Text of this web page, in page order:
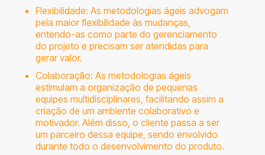
Flexibilidade: As metodologias ágeis advogam
pela maior flexibilidade às mudanças,
entendo-as como parte do gerenciamento
do projeto e precisam ser atendidas para
gerar valor.
Colaboração: As metodologias ágeis
estimulam a organização de pequenas
equipes multidisciplinares, facilitando assim a
criação de um ambiente colaborativo e
motivador. Além disso, o cliente passa a ser
um parceiro dessa equipe, sendo envolvido
durante todo o desenvolvimento do produto.